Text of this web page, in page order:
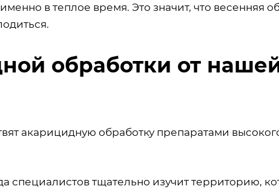
в теплое время. Это значит, что весенняя
обработки от
акарицидную обработку препаратами
специалистов тщательно изучит территорию,